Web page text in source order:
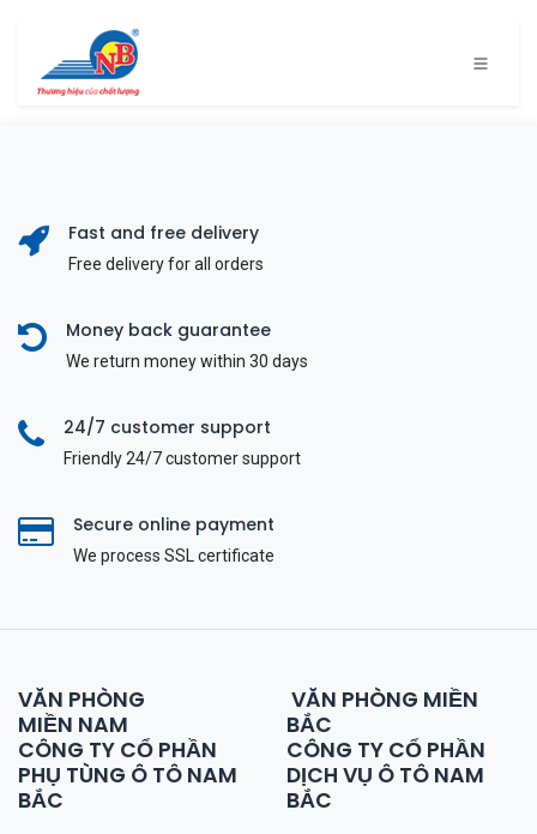
Fast and free delivery
Free delivery for all orders
Money back guarantee
We return money within 30 days
24/7 customer support
Friendly 24/7 customer support
Secure online payment
We process SSL сertificate
VĂN PHÒNG
MIỀN NAM
CÔNG TY CỔ PHẦN
PHỤ TÙNG Ô TÔ NAM
BẮC
VĂN PHÒNG MIỀN
BẮC
CÔNG TY CỔ PHẦN
DỊCH VỤ Ô TÔ NAM
BẮC